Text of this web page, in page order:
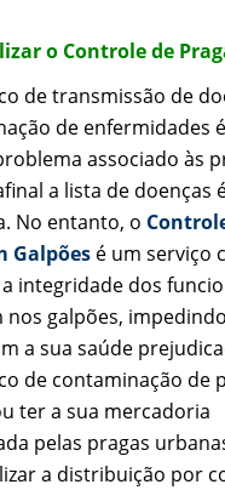
o Controle de
de transmissão de
de enfermidades
associado às
a lista de doenças
No entanto, o
Galpõesé um serviço
integridade dos
galpões,
a sua saúde
de contaminação de
ter a sua mercadoria
pelas pragas
a distribuição por